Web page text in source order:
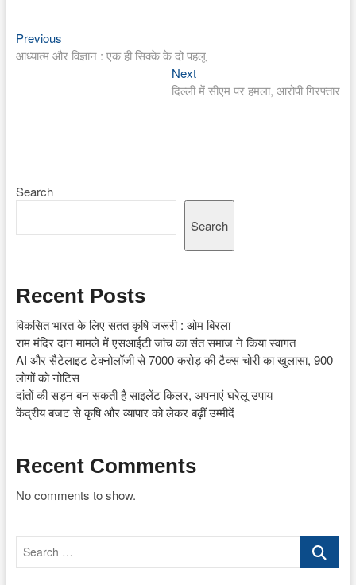
Post
navigation
PreviousPrevious
post:
आध्यात्म और विज्ञान : एक ही सिक्के के दो पहलू
NextNext
post:
दिल्ली में सीएम पर हमला, आरोपी गिरफ्तार
Search
Search
Recent Posts
विकसित भारत के लिए सतत कृषि जरूरी : ओम बिरला
राम मंदिर दान मामले में एसआईटी जांच का संत समाज ने किया स्वागत
AI और सैटेलाइट टेक्नोलॉजी से 7000 करोड़ की टैक्स चोरी का खुलासा, 900
लोगों को नोटिस
दांतों की सड़न बन सकती है साइलेंट किलर, अपनाएं घरेलू उपाय
केंद्रीय बजट से कृषि और व्यापार को लेकर बढ़ीं उम्मीदें
Recent Comments
No comments to show.
Search